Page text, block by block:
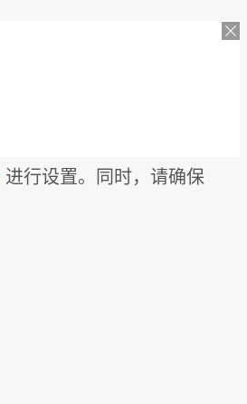
进行设置。同时，请确保